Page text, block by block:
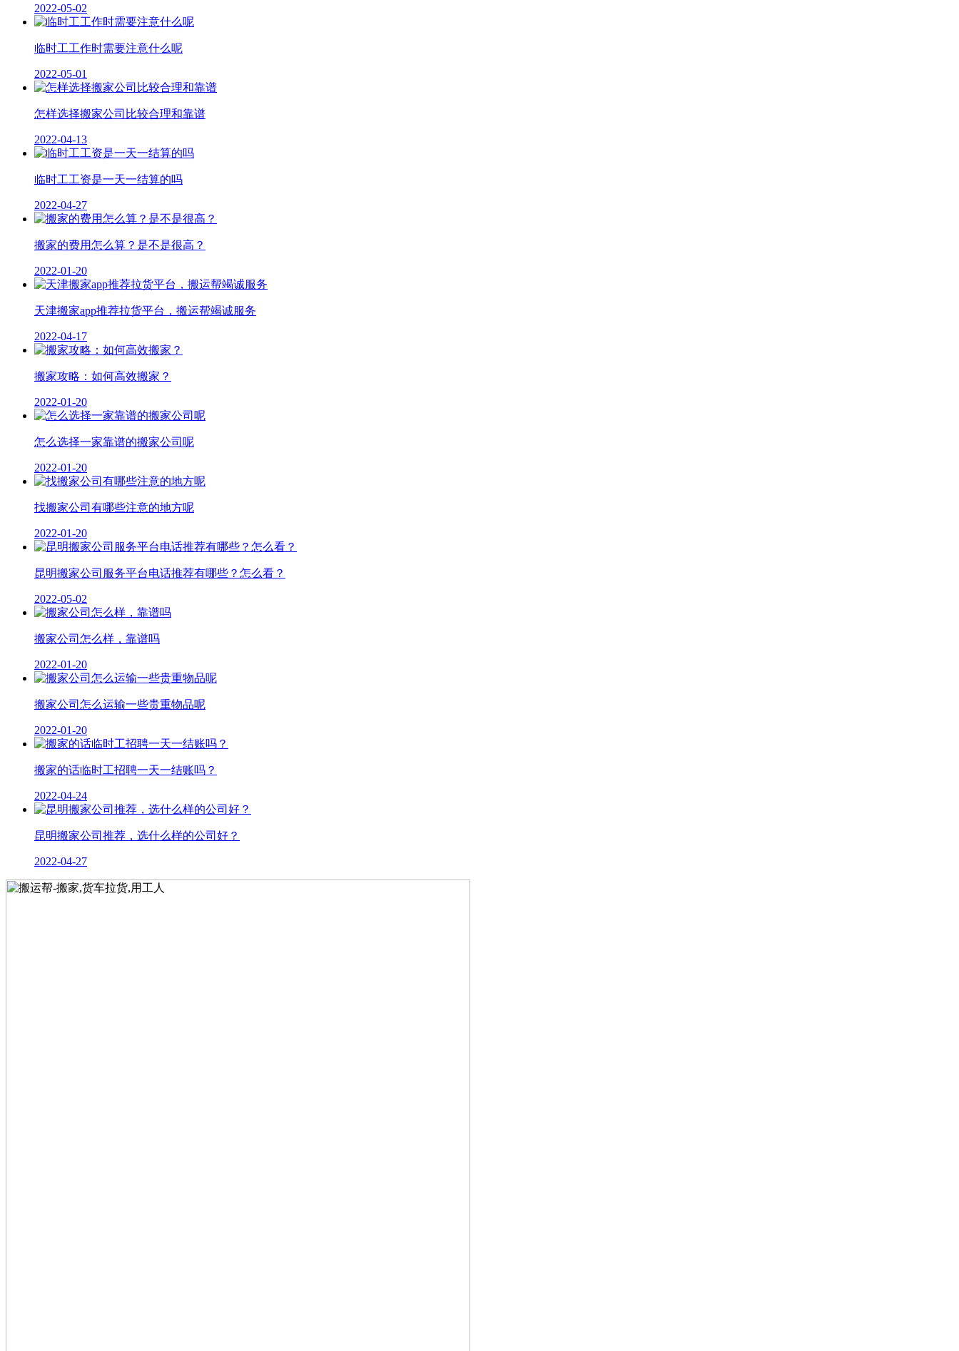
2022-05-02
临时工工作时需要注意什么呢
2022-05-01
怎样选择搬家公司比较合理和靠谱
2022-04-13
临时工工资是一天一结算的吗
2022-04-27
搬家的费用怎么算？是不是很高？
2022-01-20
天津搬家app推荐拉货平台，搬运帮竭诚服务
2022-04-17
搬家攻略：如何高效搬家？
2022-01-20
怎么选择一家靠谱的搬家公司呢
2022-01-20
找搬家公司有哪些注意的地方呢
2022-01-20
昆明搬家公司服务平台电话推荐有哪些？怎么看？
2022-05-02
搬家公司怎么样，靠谱吗
2022-01-20
搬家公司怎么运输一些贵重物品呢
2022-01-20
搬家的话临时工招聘一天一结账吗？
2022-04-24
昆明搬家公司推荐，选什么样的公司好？
2022-04-27